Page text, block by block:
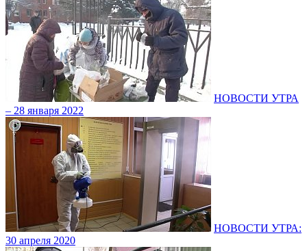
НОВОСТИ УТРА
– 28 января 2022
НОВОСТИ УТРА:
30 апреля 2020